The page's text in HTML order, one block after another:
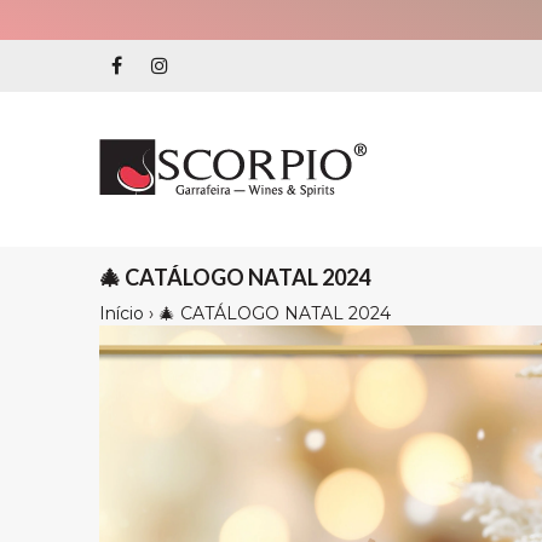
🎄 CATÁLOGO NATAL 2024
Início › 🎄 CATÁLOGO NATAL 2024